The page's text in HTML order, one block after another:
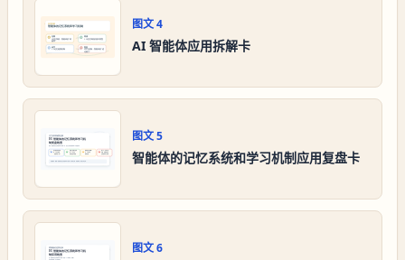
图文4
AI 智能体应用拆解卡
图文5
智能体的记忆系统和学习机制应用复盘卡
图文6